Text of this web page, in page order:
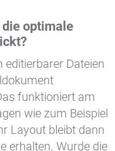
die optimale
editierbarer Dateien
funktioniert am
wie zum Beispiel
Layout bleibt dann
erhalten. Wurde die